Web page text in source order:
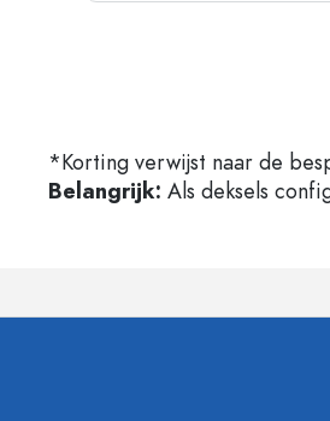
*Korting verwijst naar de
Belangrijk: Als deksels